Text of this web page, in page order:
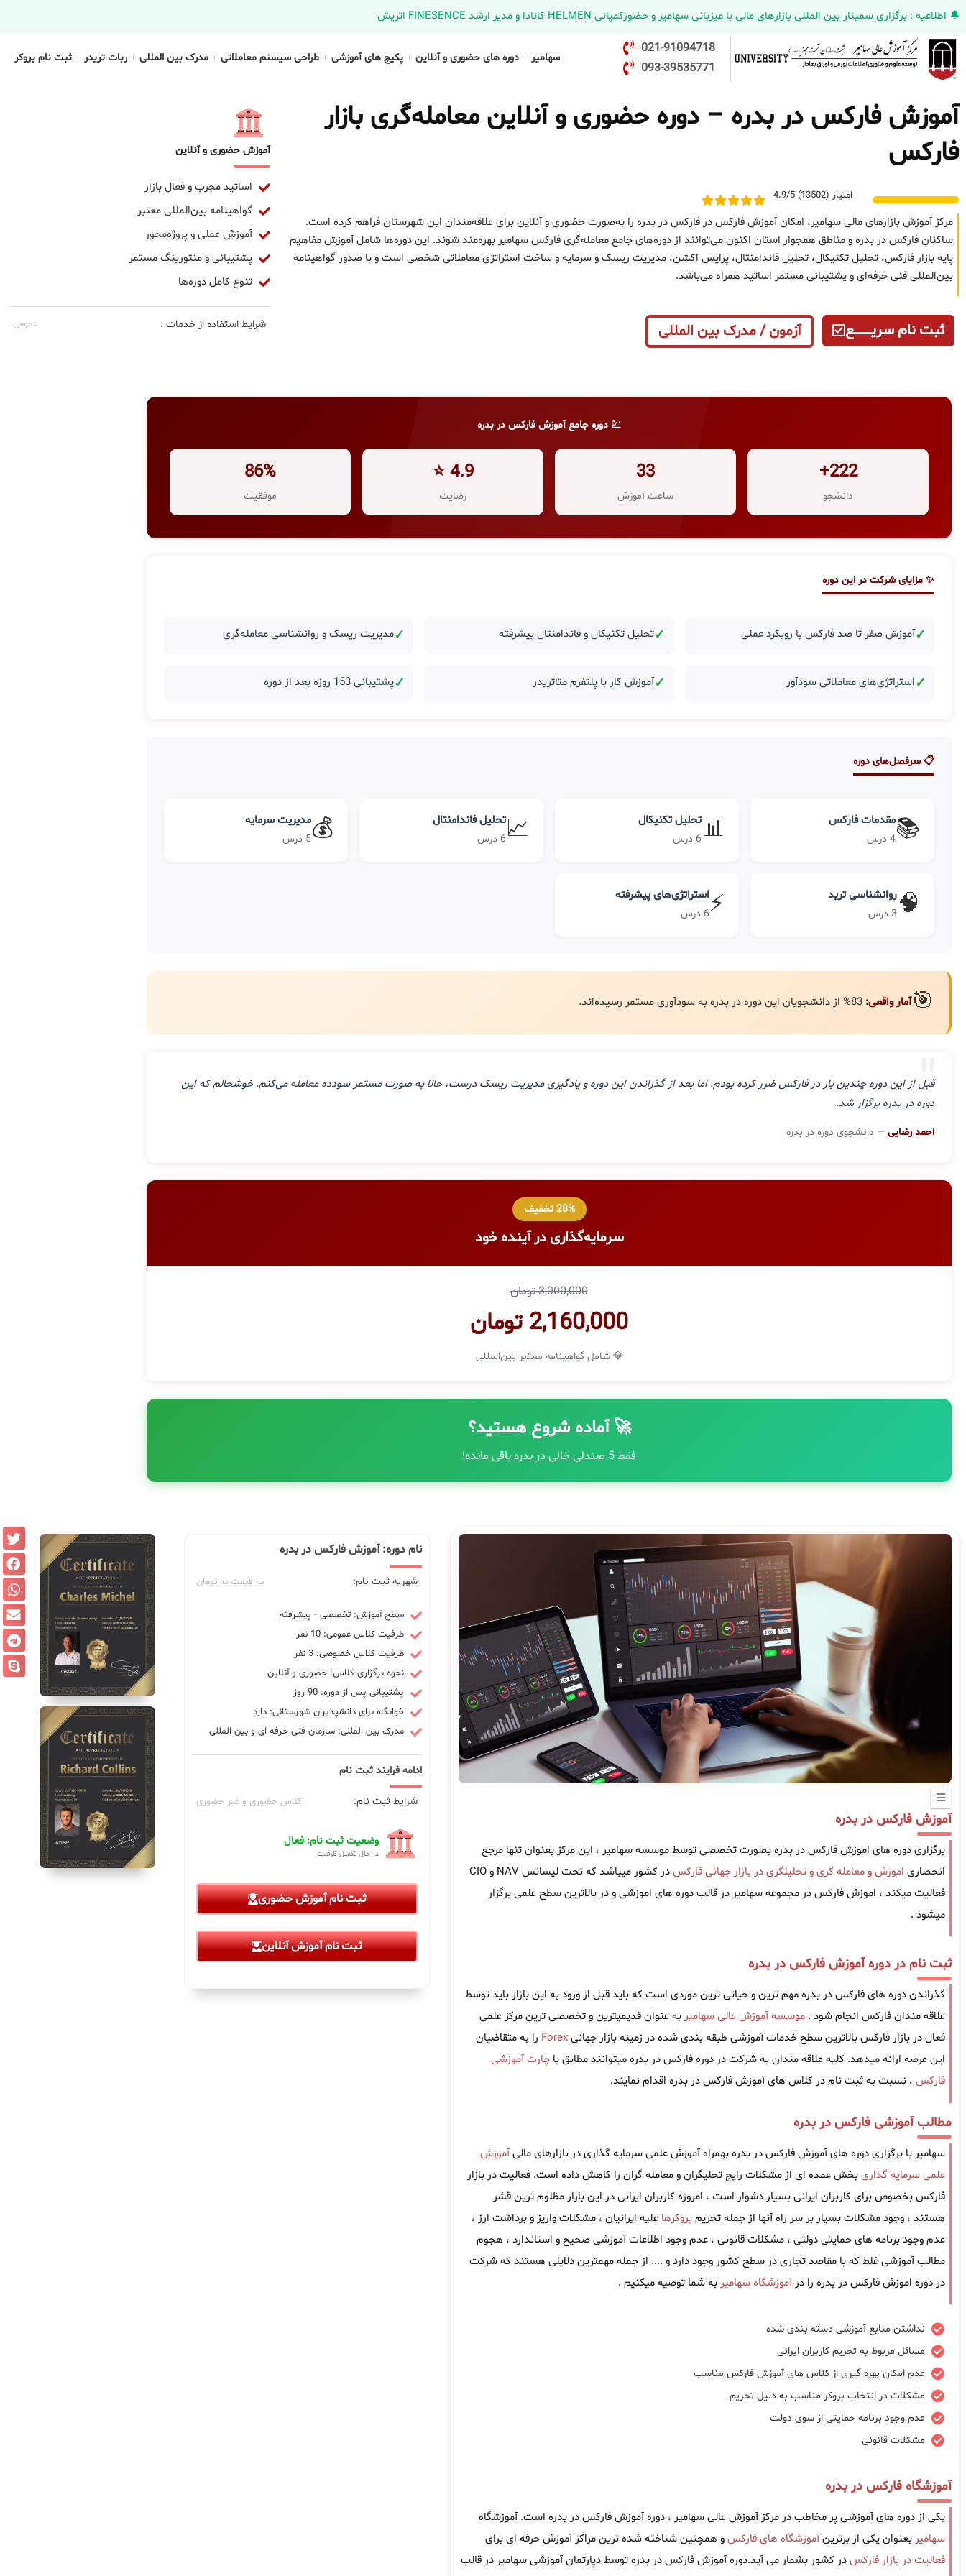
🔔 اطلاعیه : برگزاری سمینار بین المللی بازارهای مالی با میزبانی سهامیر و حضورکمپانی HELMEN کانادا و مدیر ارشد FINESENCE اتریش
021-91094718
093-39535771
سهامیر دوره های حضوری و آنلاین پکیج های آموزشی طراحی سیستم معاملاتی مدرک بین المللی ربات تریدر ثبت نام بروکر
آموزش فارکس در بدره – دوره حضوری و آنلاین معامله‌گری بازار
فارکس
امتیاز (13502) 4.9/5
مرکز آموزش بازارهای مالی سهامیر، امکان آموزش فارکس در فارکس در بدره را به‌صورت حضوری و آنلاین برای علاقه‌مندان این شهرستان فراهم کرده است.
ساکنان فارکس در بدره و مناطق همجوار استان اکنون می‌توانند از دوره‌های جامع معامله‌گری فارکس سهامیر بهره‌مند شوند. این دوره‌ها شامل آموزش مفاهیم
پایه بازار فارکس، تحلیل تکنیکال، تحلیل فاندامنتال، پرایس اکشن، مدیریت ریسک و سرمایه و ساخت استراتژی معاملاتی شخصی است و با صدور گواهینامه
بین‌المللی فنی حرفه‌ای و پشتیبانی مستمر اساتید همراه می‌باشد.
ثبت نام سریــــــــــــع آزمون / مدرک بین المللی
آموزش حضوری و آنلاین
اساتید مجرب و فعال بازار
گواهینامه بین‌المللی معتبر
آموزش عملی و پروژه‌محور
پشتیبانی و منتورینگ مستمر
تنوع کامل دوره‌ها
شرایط استفاده از خدمات : عمومی
💹 دوره جامع آموزش فارکس در بدره
222+
دانشجو
33
ساعت آموزش
4.9 ⭐
رضایت
86%
موفقیت
✨ مزایای شرکت در این دوره
✓آموزش صفر تا صد فارکس با رویکرد عملی ✓تحلیل تکنیکال و فاندامنتال پیشرفته ✓مدیریت ریسک و روانشناسی معامله‌گری
✓استراتژی‌های معاملاتی سودآور ✓آموزش کار با پلتفرم متاتریدر ✓پشتیبانی 153 روزه بعد از دوره
📋 سرفصل‌های دوره
📚مقدمات فارکس
4 درس 📊تحلیل تکنیکال
6 درس 📈تحلیل فاندامنتال
6 درس 💰مدیریت سرمایه
5 درس
🧠روانشناسی ترید
3 درس ⚡استراتژی‌های پیشرفته
6 درس
🎯آمار واقعی:
"
قبل از این دوره چندین بار در فارکس ضرر کرده بودم. اما بعد از گذراندن این دوره و یادگیری مدیریت ریسک درست، حالا به صورت مستمر سودده معامله می‌کنم. خوشحالم که این
دوره در بدره برگزار شد.
احمد رضایی — دانشجوی دوره در بدره
28% تخفیف
سرمایه‌گذاری در آینده خود
3,000,000 تومان
2,160,000 تومان
💎 شامل گواهینامه معتبر بین‌المللی
🚀 آماده شروع هستید؟
فقط 5 صندلی خالی در بدره باقی مانده!
آموزش فارکس در بدره
برگزاری دوره های اموزش فارکس در بدره بصورت تخصصی توسط موسسه سهامیر ، این مرکز بعنوان تنها مرجع
انحصاری اموزش و معامله گری و تحلیلگری در بازار جهانی فارکس
در کشور میباشد که تحت لیسانس NAV و CIO
فعالیت میکند ، اموزش فارکس در مجموعه سهامیر در قالب دوره های اموزشی و در بالاترین سطح علمی برگزار
میشود .
ثبت نام در دوره آموزش فارکس در بدره
گذراندن دوره های فارکس در بدره مهم ترین و حیاتی ترین موردی است که باید قبل از ورود به این بازار باید توسط
علاقه مندان فارکس انجام شود . موسسه آموزش عالی سهامیربه عنوان قدیمیترین و تخصصی ترین مرکز علمی
فعال در بازار فارکس بالاترین سطح خدمات آموزشی طبقه بندی شده در زمینه بازار جهانیForex را به متقاضیان
این عرصه ارائه میدهد. کلیه علاقه مندان به شرکت در دوره فارکس در بدره میتوانند مطابق با چارت آموزشی
فارکس ، نسبت به ثبت نام در کلاس های آموزش فارکس در بدره اقدام نمایند.
مطالب آموزشی فارکس در بدره
سهامیر با برگزاری دوره های آموزش فارکس در بدره بهمراه آموزش علمی سرمایه گذاری در بازارهای مالیآموزش
علمی سرمایه گذاریبخش عمده ای از مشکلات رایج تحلیگران و معامله گران را کاهش داده است. فعالیت در بازار
فارکس بخصوص برای کاربران ایرانی بسیار دشوار است ، امروزه کاربران ایرانی در این بازار مظلوم ترین قشر
هستند ، وجود مشکلات بسیار بر سر راه آنها از جمله تحریمبروکرها علیه ایرانیان ، مشکلات واریز و برداشت ارز ،
عدم وجود برنامه های حمایتی دولتی ، مشکلات قانونی ، عدم وجود اطلاعات آموزشی صحیح و استاندارد ، هجوم
مطالب آموزشی غلط که با مقاصد تجاری در سطح کشور وجود دارد و .... از جمله مهمترین دلایلی هستند که شرکت
در دوره اموزش فارکس در بدره را در آموزشگاه سهامیر به شما توصیه میکنیم .
نداشتن منابع آموزشی دسته بندی شده
مسائل مربوط به تحریم کاربران ایرانی
عدم امکان بهره گیری از کلاس های آموزش فارکس مناسب
مشکلات در انتخاب بروکر مناسب به دلیل تحریم
عدم وجود برنامه حمایتی از سوی دولت
مشکلات قانونی
آموزشگاه فارکس در بدره
یکی از دوره های آموزشی پر مخاطب در مرکز آموزش عالی سهامیر ، دوره آموزش فارکس در بدره است. آموزشگاه
سهامیر بعنوان یکی از برترینآموزشگاه های فارکسو همچنین شناخته شده ترین مراکز آموزش حرفه ای برای
فعالیت در بازار فارکسدر کشور بشمار می آید.دوره آموزش فارکس در بدره توسط دپارتمان آموزشی سهامیر در قالب
نام دوره: آموزش فارکس در بدره
شهریه ثبت نام: به قیمت به تومان
سطح آموزش: تخصصی - پیشرفته
ظرفیت کلاس عمومی: 10 نفر
ظرفیت کلاس خصوصی: 3 نفر
نحوه برگزاری کلاس: حضوری و آنلاین
پشتیبانی پس از دوره: 90 روز
خوابگاه برای دانشپذیران شهرستانی: دارد
مدرک بین المللی: سازمان فنی حرفه ای و بین المللی
ادامه فرایند ثبت نام
شرایط ثبت نام: کلاس حضوری و غیر حضوری
وضعیت ثبت نام: فعال
در حال تکمیل ظرفیت
ثبت نام آموزش حضوری
ثبت نام آموزش آنلاین